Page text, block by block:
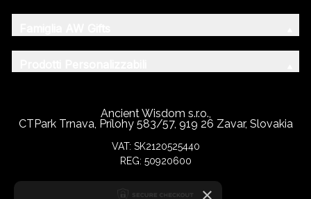
Ancient Wisdom s.r.o.,
CTPark Trnava, Prílohy 583/57, 919 26 Zavar, Slovakia
VAT: SK2120525440
REG: 50920600